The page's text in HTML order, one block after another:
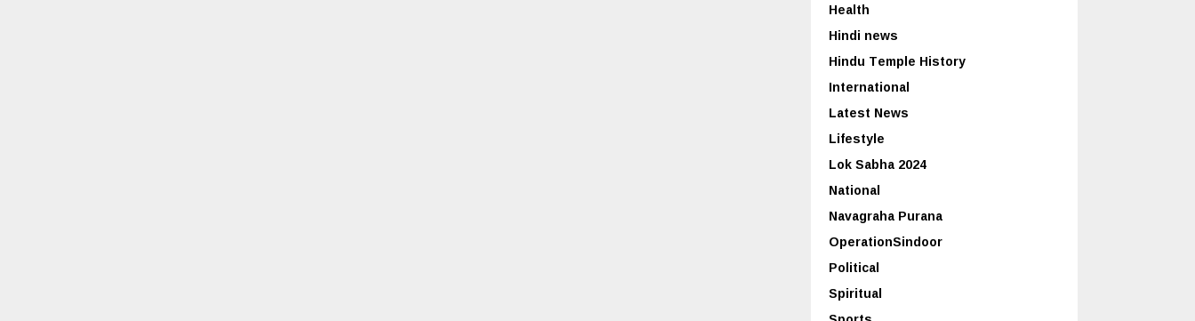
Health
Hindi news
Hindu Temple History
International
Latest News
Lifestyle
Lok Sabha 2024
National
Navagraha Purana
OperationSindoor
Political
Spiritual